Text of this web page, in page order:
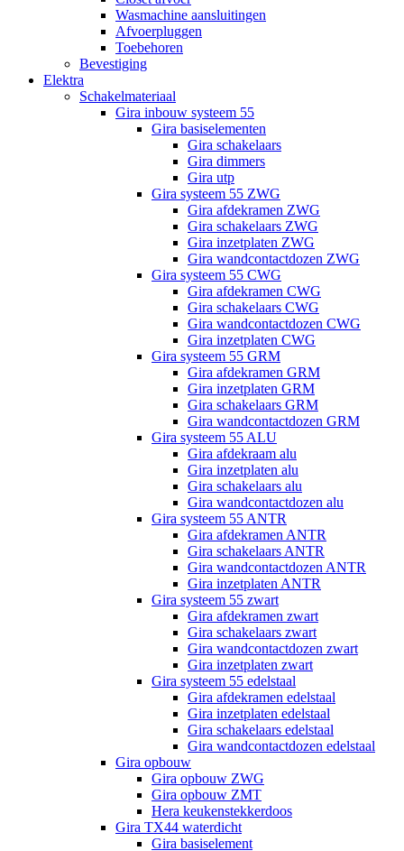
Wasmachine aansluitingen
Afvoerpluggen
Toebehoren
Bevestiging
Elektra
Schakelmateriaal
Gira inbouw systeem 55
Gira basiselementen
Gira schakelaars
Gira dimmers
Gira utp
Gira systeem 55 ZWG
Gira afdekramen ZWG
Gira schakelaars ZWG
Gira inzetplaten ZWG
Gira wandcontactdozen ZWG
Gira systeem 55 CWG
Gira afdekramen CWG
Gira schakelaars CWG
Gira wandcontactdozen CWG
Gira inzetplaten CWG
Gira systeem 55 GRM
Gira afdekramen GRM
Gira inzetplaten GRM
Gira schakelaars GRM
Gira wandcontactdozen GRM
Gira systeem 55 ALU
Gira afdekraam alu
Gira inzetplaten alu
Gira schakelaars alu
Gira wandcontactdozen alu
Gira systeem 55 ANTR
Gira afdekramen ANTR
Gira schakelaars ANTR
Gira wandcontactdozen ANTR
Gira inzetplaten ANTR
Gira systeem 55 zwart
Gira afdekramen zwart
Gira schakelaars zwart
Gira wandcontactdozen zwart
Gira inzetplaten zwart
Gira systeem 55 edelstaal
Gira afdekramen edelstaal
Gira inzetplaten edelstaal
Gira schakelaars edelstaal
Gira wandcontactdozen edelstaal
Gira opbouw
Gira opbouw ZWG
Gira opbouw ZMT
Hera keukenstekkerdoos
Gira TX44 waterdicht
Gira basiselement